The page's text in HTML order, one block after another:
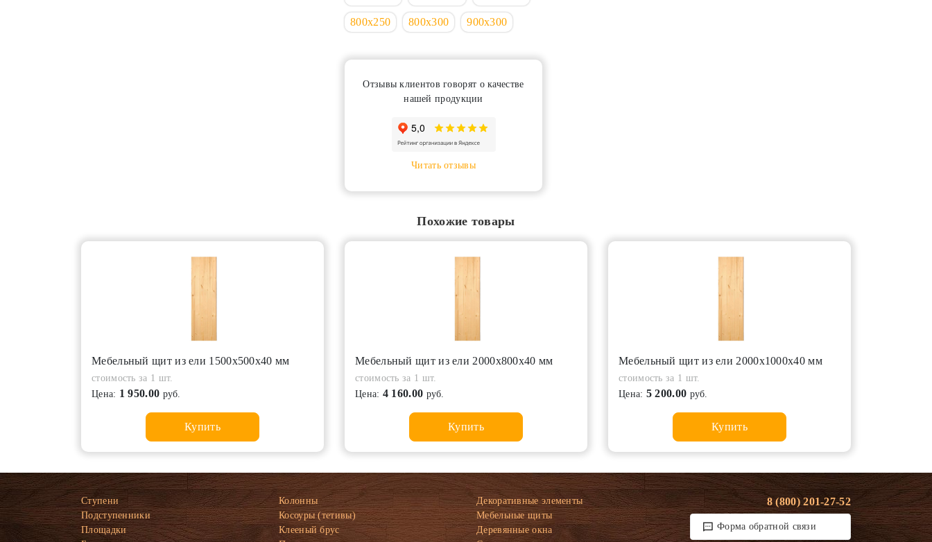
800х250 800х300 900х300
Отзывы клиентов говорят о качестве
нашей продукции
Читать отзывы
Похожие товары
Мебельный щит из ели 1500х500х40 мм
стоимость за 1 шт.
Цена: 1 950.00 руб.
Купить
Мебельный щит из ели 2000х800х40 мм
стоимость за 1 шт.
Цена: 4 160.00 руб.
Купить
Мебельный щит из ели 2000х1000х40 мм
стоимость за 1 шт.
Цена: 5 200.00 руб.
Купить
Ступени
Подступенники
Площадки
Колонны
Косоуры (тетивы)
Клееный брус
Декоративные элементы
Мебельные щиты
Деревянные окна
8 (800) 201-27-52
Форма обратной связи